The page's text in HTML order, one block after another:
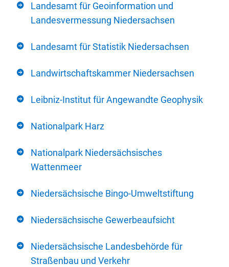
Landesamt für Geoinformation und
Landesvermessung Niedersachsen
Landesamt für Statistik Niedersachsen
Landwirtschaftskammer Niedersachsen
Leibniz-Institut für Angewandte Geophysik
Nationalpark Harz
Nationalpark Niedersächsisches
Wattenmeer
Niedersächsische Bingo-Umweltstiftung
Niedersächsische Gewerbeaufsicht
Niedersächsische Landesbehörde für
Straßenbau und Verkehr